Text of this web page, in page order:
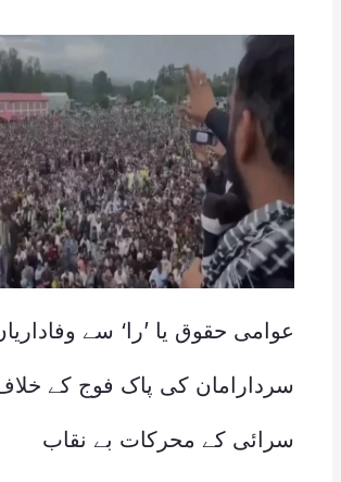
عوامی حقوق یا ’را‘ سے
سردارامان کی پاک فوج کے
سرائی کے محرکات بے نقاب